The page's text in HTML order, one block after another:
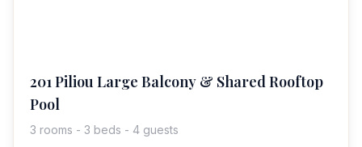
201 Piliou Large Balcony & Shared Rooftop
Pool
3 rooms - 3 beds - 4 guests